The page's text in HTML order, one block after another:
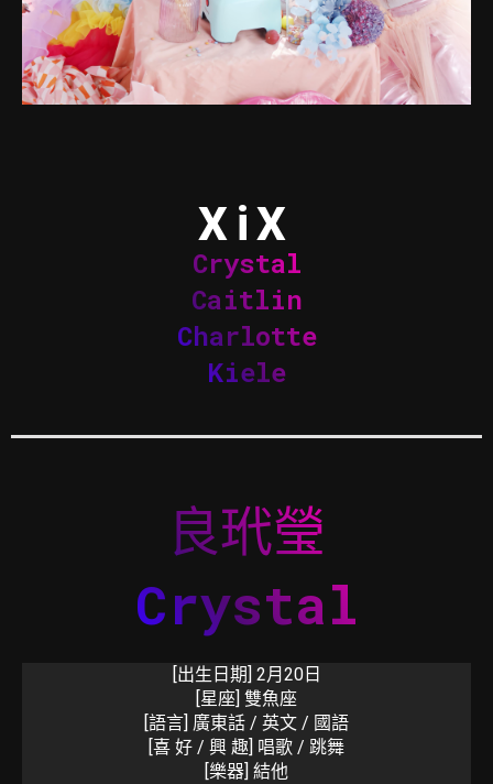
XiX
Crystal
Caitlin
Charlotte
Kiele
良玳瑩
Crystal
[出生日期] 2月20日
[星座] 雙魚座
[語言] 廣東話 / 英文 / 國語
[喜 好 / 興 趣] 唱歌 / 跳舞
[樂器] 結他